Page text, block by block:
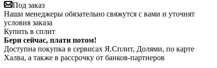
Под заказ
Наши менеджеры обязательно свяжутся с вами и уточнят
условия заказа
Купить в сплит
Бери сейчас, плати потом!
Доступна покупка в сервисах Я.Сплит, Долями, по карте
Халва, а также в рассрочку от банков-партнеров